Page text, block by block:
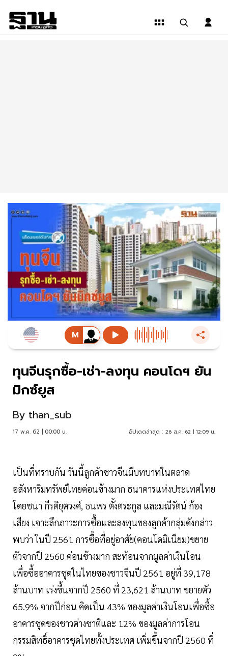
ทุนจีนรุกซื้อ-เช่า-ลงทุน คอนโดฯ ยัน
มิกซ์ยูส
By than_sub
17 พ.ค. 62 | 00:00 น. อัปเดตล่าสุด : 26 ส.ค. 62 | 12:09 น.
เป็นที่ทราบกัน วันนี้ลูกค้าชาวจีนมีบทบาทในตลาด
อสังหาริมทรัพย์ไทยค่อนข้างมาก ธนาคารแห่งประเทศไทย
โดยชนา กีรติยุตวงศ์, ธนพร ตั้งตระกูล และมณีรัตน์ ก้อง
เสียง เจาะลึกภาวะการซื้อและลงทุนของลูกค้ากลุ่มดังกล่าว
พบว่า ในปี 2561 การซื้อที่อยู่อาศัย(คอนโดมิเนียม)ขยาย
ตัวจากปี 2560 ค่อนข้างมาก สะท้อนจากมูลค่าเงินโอน
เพื่อซื้ออาคารชุดในไทยของชาวจีนปี 2561 อยู่ที่ 39,178
ล้านบาท เร่งขึ้นจากปี 2560 ที่ 23,621 ล้านบาท ขยายตัว
65.9% จากปีก่อน คิดเป็น 43% ของมูลค่าเงินโอนเพื่อซื้อ
อาคารชุดของชาวต่างชาติและ 12% ของมูลค่าการโอน
กรรมสิทธิ์อาคารชุดไทยทั้งประเทศ เพิ่มขึ้นจากปี 2560 ที่